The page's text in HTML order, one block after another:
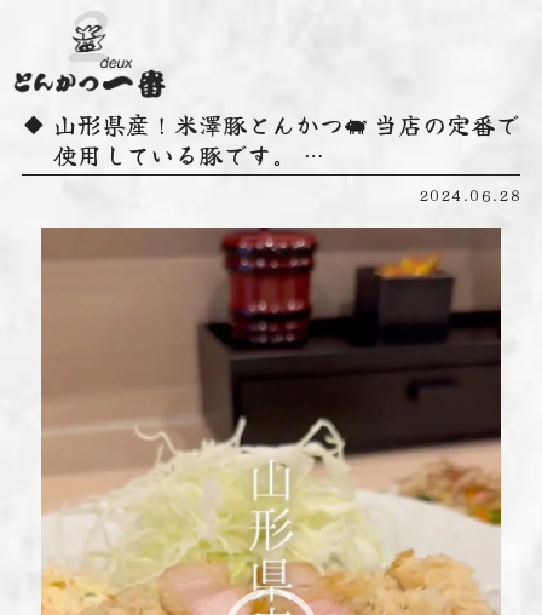
山形県産！米澤豚とんかつ🐖 当店の定番で
使用している豚です。 …
2024.06.28